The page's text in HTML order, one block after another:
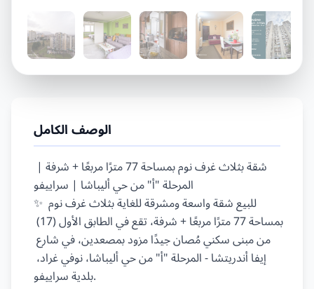
الوصف الكامل
المرحلة "أ" من حي أليباشا | سراييفو
✨ للبيع شقة واسعة ومشرقة للغاية بثلاث غرف نوم
بلدية سراييفو.